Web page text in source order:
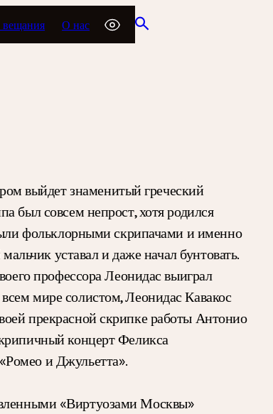
вещания О нас
выйдет знаменитый греческий
был совсем непрост, хотя родился
фольклорными скрипачами и именно
уставал и даже начал бунтовать.
профессора Леонидас выиграл
мире солистом, Леонидас Кавакос
прекрасной скрипке работы Антонио
концерт Феликса
и Джульетта».
«Виртуозами Москвы»